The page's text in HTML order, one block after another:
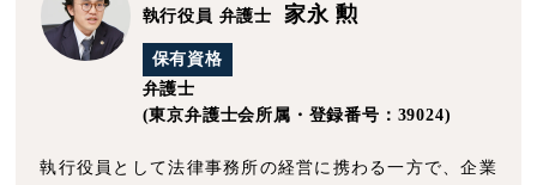
執行役員 弁護士
家永 勲
保有資格
弁護士
(東京弁護士会所属・登録番号：39024)
執行役員として法律事務所の経営に携わる一方で、企業